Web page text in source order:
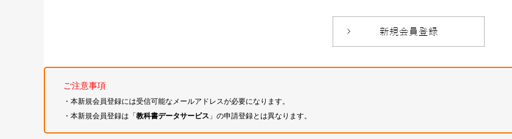
ご注意事項
・本新規会員登録には受信可能なメールアドレスが必要になります。
・本新規会員登録は「教科書データサービス 」の申請登録とは異なります。